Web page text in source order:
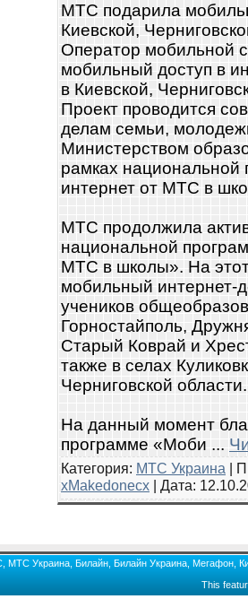
МТС подарила
Киевской,
Оператор мобильной
мобильный доступ в
в Киевской,
Проект проводится
делам семьи,
Министерством
рамках
интернет от МТС в
МТС продолжила
национальной
МТС в школы». На
мобильный интернет-
учеников
Горностайполь,
Старый Коврай и
также в селах
Черниговской области.
На данный момент
программе «Моби ...
Категория: МТС Украина |
xMakedonecx | Дата:
МТС Украина, Билайн, Билайн Украина, Мегафон,
This